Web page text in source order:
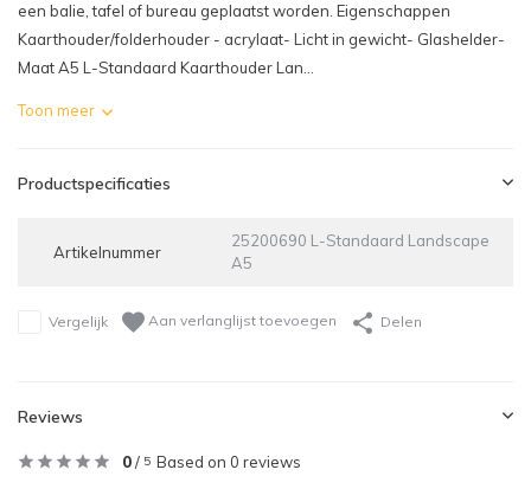
een balie, tafel of bureau geplaatst worden. Eigenschappen
Kaarthouder/folderhouder - acrylaat- Licht in gewicht- Glashelder-
Maat A5 L-Standaard Kaarthouder Lan...
Toon meer
Productspecificaties
Artikelnummer
25200690 L-Standaard Landscape
A5
Vergelijk Aan verlanglijst toevoegen Delen
Reviews
0/ 5 Based on 0 reviews